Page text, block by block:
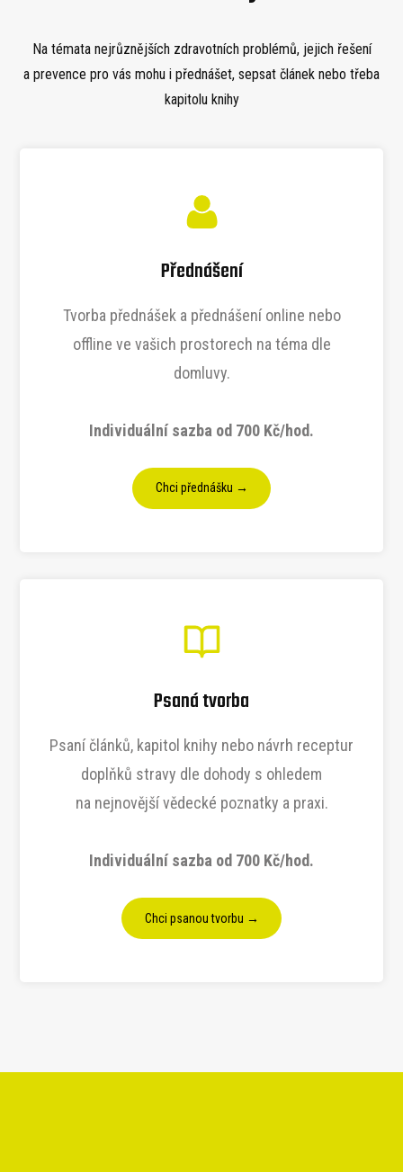
Na témata nejrůznějších zdravotních problémů, jejich řešení
a prevence pro vás mohu i přednášet, sepsat článek nebo třeba
kapitolu knihy
Přednášení
Tvorba přednášek a přednášení online nebo
offline ve vašich prostorech na téma dle
domluvy.
Individuální sazba od 700 Kč/hod.
Chci přednášku →
Psaná tvorba
Psaní článků, kapitol knihy nebo návrh receptur
doplňků stravy dle dohody s ohledem
na nejnovější vědecké poznatky a praxi.
Individuální sazba od 700 Kč/hod.
Chci psanou tvorbu →